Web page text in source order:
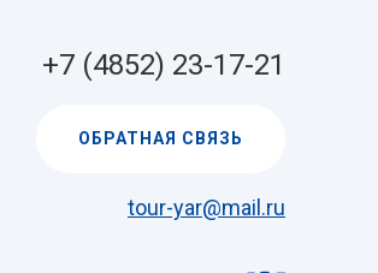
+7 (4852) 23-17-21
ОБРАТНАЯ СВЯЗЬ
tour-yar@mail.ru